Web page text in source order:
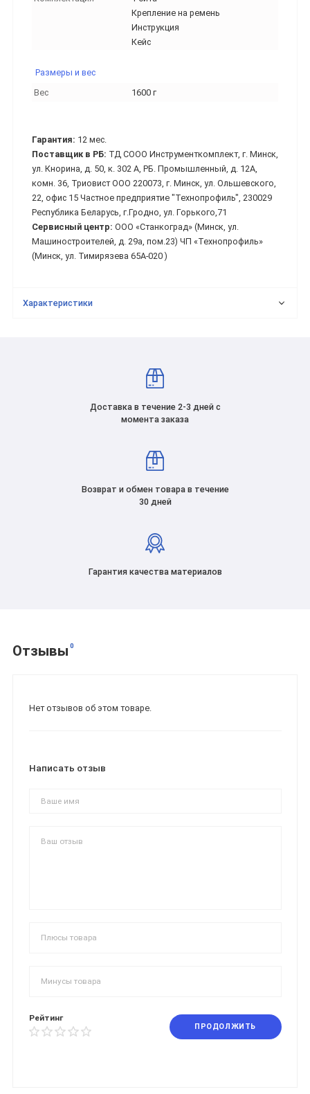
Крепление на ремень
Инструкция
Кейс
Размеры и вес
Вес
1600 г
Гарантия: 12 мес.
Поставщик в РБ: ТД СООО Инструменткомплект, г. Минск,
ул. Кнорина, д. 50, к. 302 А, РБ. Промышленный, д. 12А,
комн. 36, Триовист ООО 220073, г. Минск, ул. Ольшевского,
22, офис 15 Частное предприятие "Технопрофиль", 230029
Республика Беларусь, г.Гродно, ул. Горького,71
Сервисный центр: ООО «Станкоград» (Минск, ул.
Машиностроителей, д. 29а, пом.23) ЧП «Технопрофиль»
(Минск, ул. Тимирязева 65А-020 )
Характеристики
Доставка в течение 2-3 дней с
момента заказа
Возврат и обмен товара в течение
30 дней
Гарантия качества материалов
Отзывы 0
Нет отзывов об этом товаре.
Написать отзыв
Рейтинг
ПРОДОЛЖИТЬ